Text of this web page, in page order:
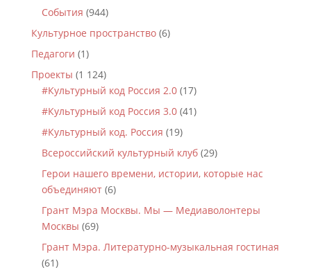
События (944)
Культурное пространство(6)
Педагоги (1)
Проекты (1 124)
#Культурный код Россия 2.0(17)
#Культурный код Россия 3.0(41)
#Культурный код. Россия (19)
Всероссийский культурный клуб(29)
Герои нашего времени, истории, которые нас
объединяют(6)
Грант Мэра Москвы. Мы — Медиаволонтеры
Москвы (69)
Грант Мэра. Литературно-музыкальная гостиная
(61)